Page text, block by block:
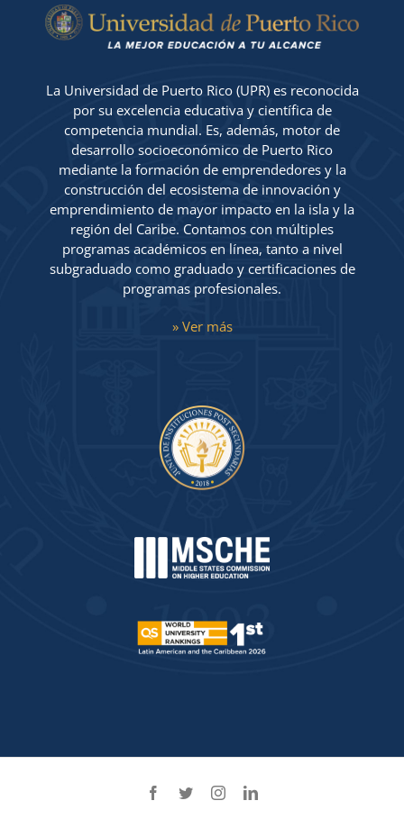
La Universidad de Puerto Rico (UPR) es reconocida
por su excelencia educativa y científica de
competencia mundial. Es, además, motor de
desarrollo socioeconómico de Puerto Rico
mediante la formación de emprendedores y la
construcción del ecosistema de innovación y
emprendimiento de mayor impacto en la isla y la
región del Caribe. Contamos con múltiples
programas académicos en línea, tanto a nivel
subgraduado como graduado y certificaciones de
programas profesionales.
» Ver más